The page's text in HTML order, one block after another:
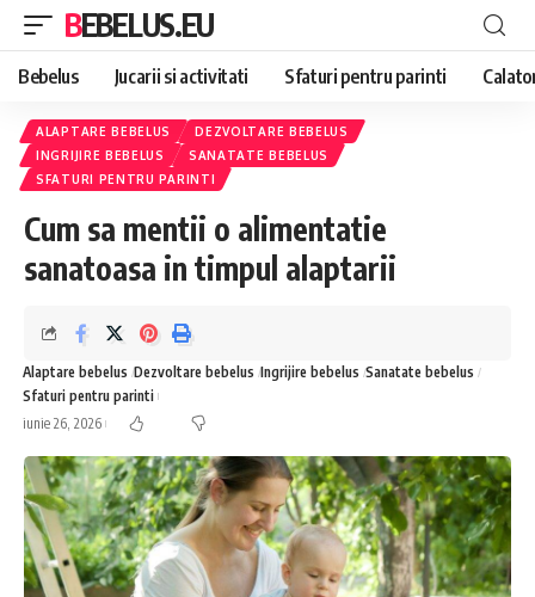
BEBELUS.EU
Bebelus Jucarii si activitati Sfaturi pentru parinti
ALAPTARE BEBELUS
DEZVOLTARE BEBELUS
INGRIJIRE BEBELUS
SANATATE BEBELUS
SFATURI PENTRU PARINTI
Cum sa mentii o alimentatie
sanatoasa in timpul alaptarii
Alaptare bebelus Dezvoltare bebelus Ingrijire bebelus Sanatate bebelus
Sfaturi pentru parinti
iunie 26, 2026